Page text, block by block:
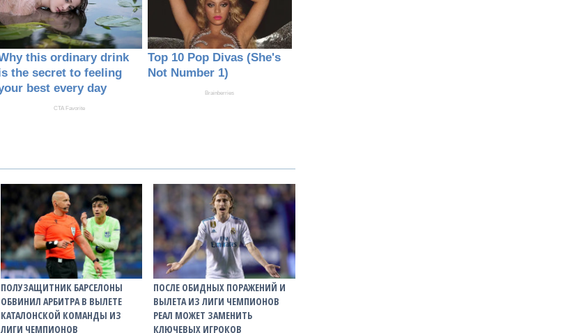
ПОЛУЗАЩИТНИК БАРСЕЛОНЫ
ОБВИНИЛ АРБИТРА В ВЫЛЕТЕ
КАТАЛОНСКОЙ КОМАНДЫ ИЗ
ЛИГИ ЧЕМПИОНОВ
ПОСЛЕ ОБИДНЫХ ПОРАЖЕНИЙ И
ВЫЛЕТА ИЗ ЛИГИ ЧЕМПИОНОВ
РЕАЛ МОЖЕТ ЗАМЕНИТЬ
КЛЮЧЕВЫХ ИГРОКОВ